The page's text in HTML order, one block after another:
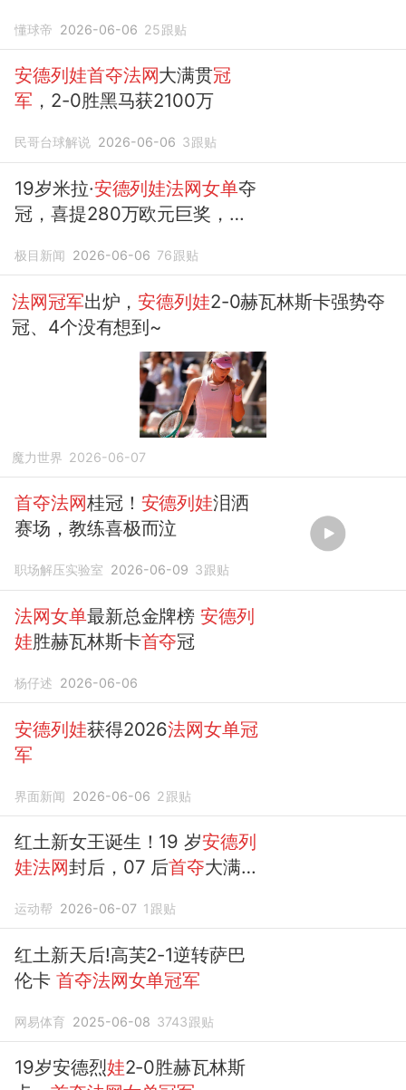
懂球帝 2026-06-06 25跟贴
安德列娃首夺法网大满贯冠
军 ，2-0胜黑马获2100万
民哥台球解说 2026-06-06 3跟贴
19岁米拉·安德列娃法网女单夺
冠，喜提280万欧元巨奖，为
军
极目新闻 2026-06-06 76跟贴
法网冠军出炉，安德列娃2-0赫瓦林斯卡强势夺
冠、4个没有想到~
魔力世界 2026-06-07
首夺法网桂冠！ 安德列娃泪洒
赛场，教练喜极而泣
职场解压实验室 2026-06-09 3跟贴
法网女单最新总金牌榜安德列
娃胜赫瓦林斯卡首夺冠
杨仔述 2026-06-06
安德列娃获得2026法网女单冠
军
界面新闻 2026-06-06 2跟贴
红土新女王诞生！19 岁安德列
娃法网封后，07 后首夺大满
运动帮 2026-06-07 1 跟贴
红土新天后!高芙2-1逆转萨巴
伦卡首夺法网女单冠军
网易体育 2025-06-08 3743跟贴
19岁安德烈娃2-0胜赫瓦林斯